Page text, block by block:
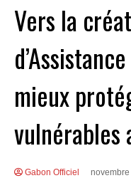
Vers la
mieux
vulnérables
Gabon Officiel